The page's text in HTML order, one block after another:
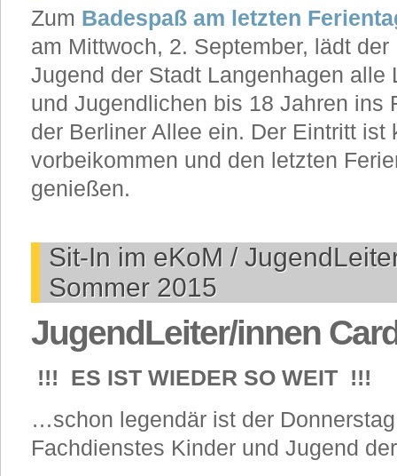
Zum Badespaß am letzten
am Mittwoch, 2. September, lädt
Jugend der Stadt Langenhagen alle
und Jugendlichen bis 18 Jahren ins
der Berliner Allee ein. Der Eintritt ist
vorbeikommen und den letzten
genießen.
Sit-In im eKoM /
Sommer 2015
JugendLeiter/innen
!!! ES IST WIEDER SO WEIT !!!
…schon legendär ist der
Fachdienstes Kinder und Jugend